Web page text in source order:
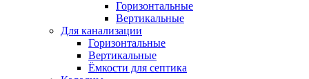
Горизонтальные
Вертикальные
Для канализации
Горизонтальные
Вертикальные
Ёмкости для септика